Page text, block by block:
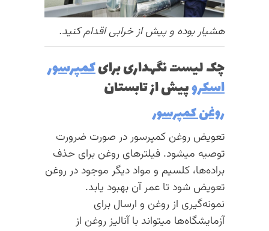
هشیار بوده و پیش از خرابی اقدام کنید.
چک لیست نگهداری برایکمپرسور
اسکروپیش از تابستان
روغن کمپرسور
تعویض روغن کمپرسور در صورت ضرورت
توصیه میشود. فیلترهای روغن برای حذف
براده‌ها، کلسیم و مواد دیگر موجود در روغن
تعویض شود تا عمر آن بهبود یابد.
نمونه‌گیری از روغن و ارسال برای
آزمایشگاه‌ها میتواند با آنالیز روغن از